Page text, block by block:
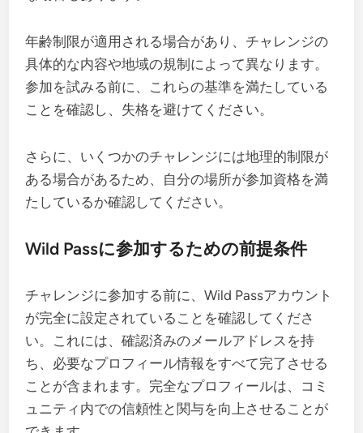
年齢制限が適用される場合があり、チャレンジの
具体的な内容や地域の規制によって異なります。
参加を試みる前に、これらの基準を満たしている
ことを確認し、失格を避けてください。
さらに、いくつかのチャレンジには地理的制限が
ある場合があるため、自分の場所が参加資格を満
たしているか確認してください。
Wild Passに参加するための前提条件
チャレンジに参加する前に、Wild Passアカウント
が完全に設定されていることを確認してくださ
い。これには、確認済みのメールアドレスを持
ち、必要なプロフィール情報をすべて完了させる
ことが含まれます。完全なプロフィールは、コミ
ュニティ内での信頼性と関与を向上させることが